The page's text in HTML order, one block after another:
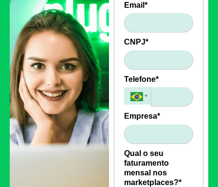
Email*
CNPJ*
Telefone*
Empresa*
Qual o seu
faturamento
mensal nos
marketplaces?*